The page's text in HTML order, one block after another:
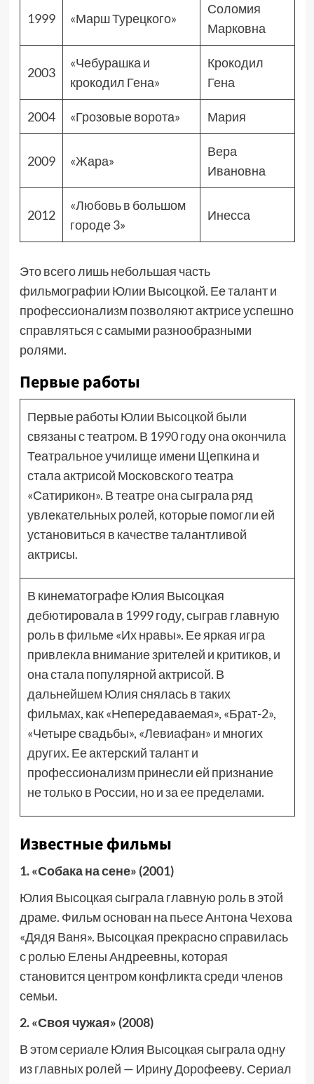
1999 «Марш Турецкого»
Соломия
Марковна
2003
«Чебурашка и
крокодил Гена»
Крокодил
Гена
2004 «Грозовые ворота» Мария
2009 «Жара»
Вера
Ивановна
2012
«Любовь в большом
городе 3»
Инесса
Это всего лишь небольшая часть
фильмографии Юлии Высоцкой. Ее талант и
профессионализм позволяют актрисе успешно
справляться с самыми разнообразными
ролями.
Первые работы
Первые работы Юлии Высоцкой были
связаны с театром. В 1990 году она окончила
Театральное училище имени Щепкина и
стала актрисой Московского театра
«Сатирикон». В театре она сыграла ряд
увлекательных ролей, которые помогли ей
установиться в качестве талантливой
актрисы.
В кинематографе Юлия Высоцкая
дебютировала в 1999 году, сыграв главную
роль в фильме «Их нравы». Ее яркая игра
привлекла внимание зрителей и критиков, и
она стала популярной актрисой. В
дальнейшем Юлия снялась в таких
фильмах, как «Непередаваемая», «Брат-2»,
«Четыре свадьбы», «Левиафан» и многих
других. Ее актерский талант и
профессионализм принесли ей признание
не только в России, но и за ее пределами.
Известные фильмы
1. «Собака на сене» (2001)
Юлия Высоцкая сыграла главную роль в этой
драме. Фильм основан на пьесе Антона Чехова
«Дядя Ваня». Высоцкая прекрасно справилась
с ролью Елены Андреевны, которая
становится центром конфликта среди членов
семьи.
2. «Своя чужая» (2008)
В этом сериале Юлия Высоцкая сыграла одну
из главных ролей — Ирину Дорофееву. Сериал